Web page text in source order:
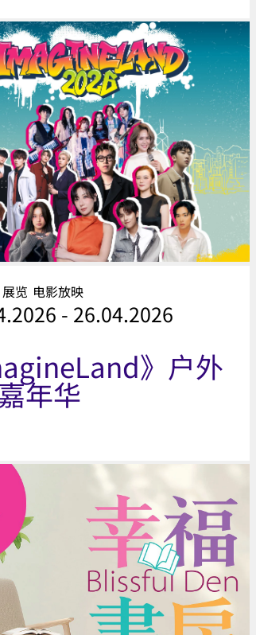
展览 电影放映
- 26.04.2026
》户外
年华